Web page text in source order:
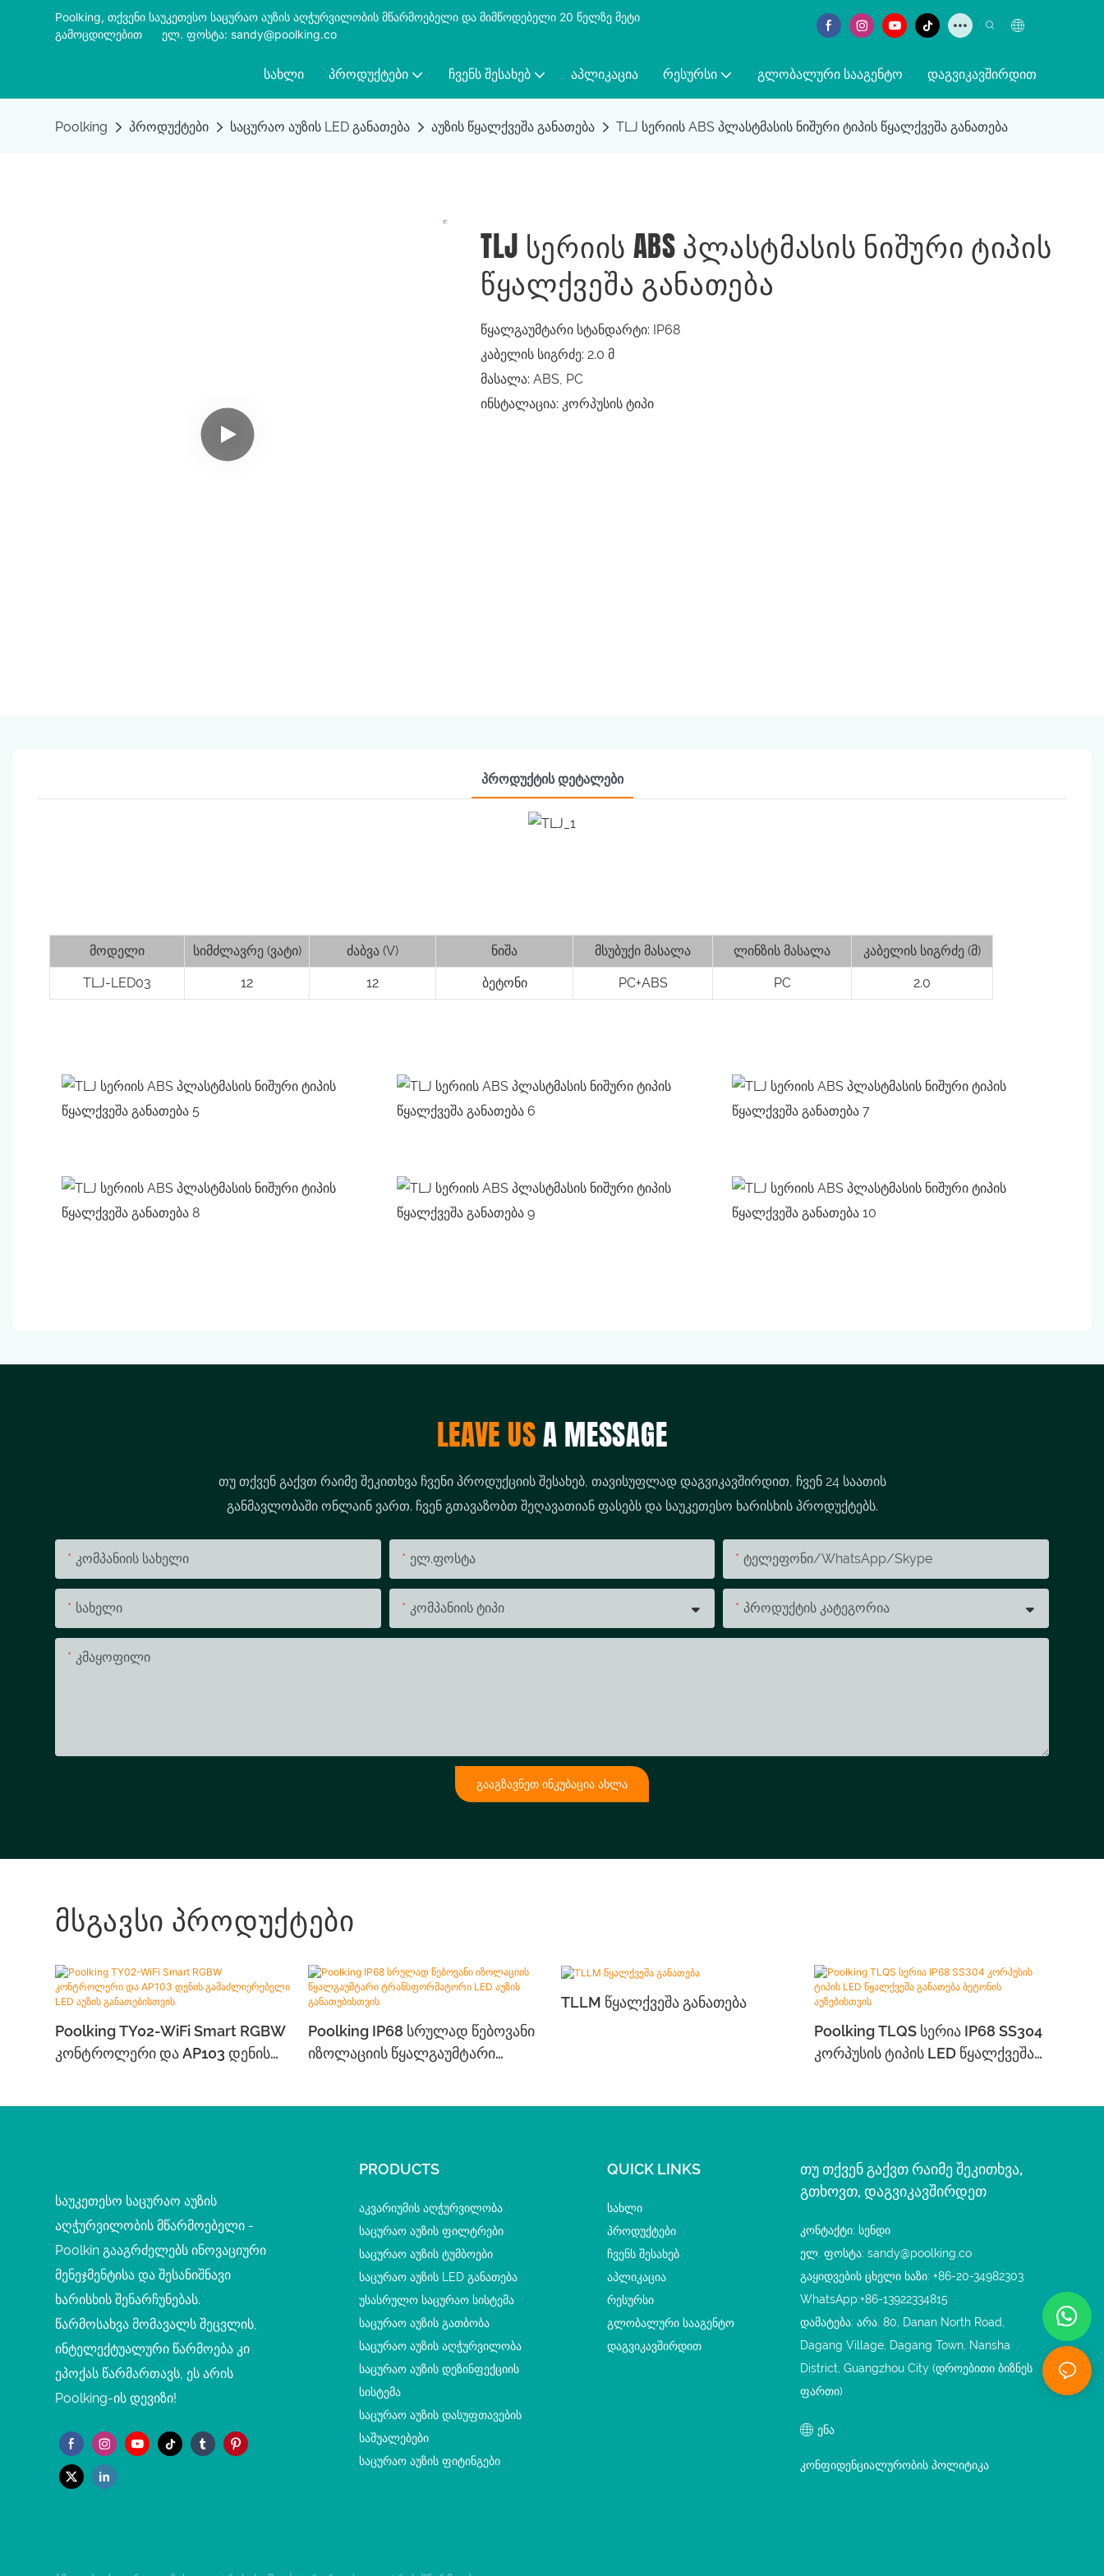
Poolking, თქვენი საუკეთესო საცურაო აუზის აღჭურვილობის მწარმოებელი და მიმწოდებელი 20 წელზე მეტი
გამოცდილებით
ელ. ფოსტა: sandy@poolking.co
ᲡᲐᲮᲚᲘ ᲞᲠᲝᲓᲣᲥᲢᲔᲑᲘ ᲩᲕᲔᲜᲡ ᲨᲔᲡᲐᲮᲔᲑ ᲐᲞᲚᲘᲙᲐᲪᲘᲐ ᲠᲔᲡᲣᲠᲡᲘ ᲒᲚᲝᲑᲐᲚᲣᲠᲘ ᲡᲐᲐᲒᲔᲜᲢᲝ ᲓᲐᲒᲕᲘᲙᲐᲕᲨᲘᲠᲓᲘᲗ
Poolking პროდუქტები საცურაო აუზის LED განათება აუზის წყალქვეშა განათება TLJ სერიის ABS პლასტმასის ნიშური ტიპის წყალქვეშა განათება
TLJ Სერიის ABS Პლასტმასის Ნიშური Ტიპის
Წყალქვეშა Განათება
წყალგაუმტარი სტანდარტი: IP68
კაბელის სიგრძე: 2.0 მ
მასალა: ABS, PC
ინსტალაცია: კორპუსის ტიპი
Პროდუქტის Დეტალები
მოდელი სიმძლავრე (ვატი) ძაბვა (V) ნიშა მსუბუქი მასალა ლინზის მასალა კაბელის სიგრძე (მ)
TLJ-LED03 12 12 ბეტონი PC+ABS PC 2.0
LEAVE USA MESSAGE
თუ თქვენ გაქვთ რაიმე შეკითხვა ჩვენი პროდუქციის შესახებ, თავისუფლად დაგვიკავშირდით, ჩვენ 24 საათის
განმავლობაში ონლაინ ვართ. ჩვენ გთავაზობთ შეღავათიან ფასებს და საუკეთესო ხარისხის პროდუქტებს.
Კომპანიის Სახელი Ელ.ფოსტა Ტელეფონი/WhatsApp/Skype
Სახელი Კომპანიის Ტიპი Პროდუქტის Კატეგორია
Კმაყოფილი
ᲒᲐᲐᲒᲖᲐᲕᲜᲔᲗ ᲘᲜᲙᲣᲑᲐᲪᲘᲐ ᲐᲮᲚᲐ
Მსგავსი Პროდუქტები
Poolking TY02-WiFi Smart RGBW
Კონტროლერი Და AP103 Დენის
Poolking IP68 Სრულად Წებოვანი
Იზოლაციის Წყალგაუმტარი
TLLM Წყალქვეშა Განათება
Poolking TLQS Სერია IP68 SS304
Კორპუსის Ტიპის LED Წყალქვეშა
საუკეთესო საცურაო აუზის
აღჭურვილობის მწარმოებელი -
Poolkin გააგრძელებს ინოვაციური
მენეჯმენტისა და შესანიშნავი
ხარისხის შენარჩუნებას.
წარმოსახვა მომავალს შეცვლის,
ინტელექტუალური წარმოება კი
ეპოქას წარმართავს, ეს არის
Poolking-ის დევიზი!
PRODUCTS
Აკვარიუმის Აღჭურვილობა
Საცურაო Აუზის Ფილტრები
Საცურაო Აუზის Ტუმბოები
Საცურაო Აუზის LED Განათება
Უსასრულო Საცურაო Სისტემა
Საცურაო Აუზის Გათბობა
Საცურაო Აუზის Აღჭურვილობა
Საცურაო Აუზის Დეზინფექციის
Სისტემა
Საცურაო Აუზის Დასუფთავების
Საშუალებები
Საცურაო Აუზის Ფიტინგები
QUICK LINKS
ᲡᲐᲮᲚᲘ
ᲞᲠᲝᲓᲣᲥᲢᲔᲑᲘ
ᲩᲕᲔᲜᲡ ᲨᲔᲡᲐᲮᲔᲑ
ᲐᲞᲚᲘᲙᲐᲪᲘᲐ
ᲠᲔᲡᲣᲠᲡᲘ
ᲒᲚᲝᲑᲐᲚᲣᲠᲘ ᲡᲐᲐᲒᲔᲜᲢᲝ
ᲓᲐᲒᲕᲘᲙᲐᲕᲨᲘᲠᲓᲘᲗ
Თუ Თქვენ Გაქვთ Რაიმე Შეკითხვა,
Გთხოვთ, Დაგვიკავშირდეთ
კონტაქტი: სენდი
ელ. ფოსტა:sandy@poolking.co
გაყიდვების ცხელი ხაზი: +86-20-34982303
WhatsApp:+86-13922334815
დამატება: არა. 80, Danan North Road,
Dagang Village, Dagang Town, Nansha
District, Guangzhou City (დროებითი ბიზნეს
ფართი)
ენა
კონფიდენციალურობის პოლიტიკა